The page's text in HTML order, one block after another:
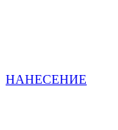
НАНЕСЕНИЕ